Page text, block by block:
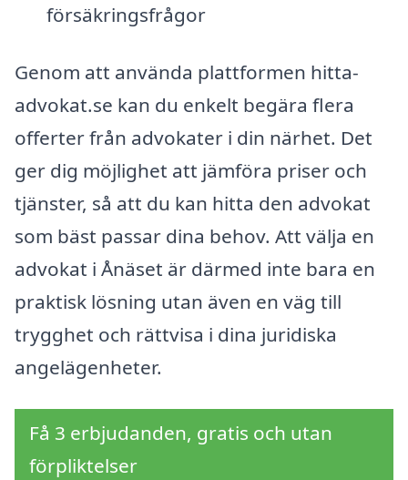
försäkringsfrågor
Genom att använda plattformen hitta-
advokat.se kan du enkelt begära flera
offerter från advokater i din närhet. Det
ger dig möjlighet att jämföra priser och
tjänster, så att du kan hitta den advokat
som bäst passar dina behov. Att välja en
advokat i Ånäset är därmed inte bara en
praktisk lösning utan även en väg till
trygghet och rättvisa i dina juridiska
angelägenheter.
Få 3 erbjudanden, gratis och utan
förpliktelser